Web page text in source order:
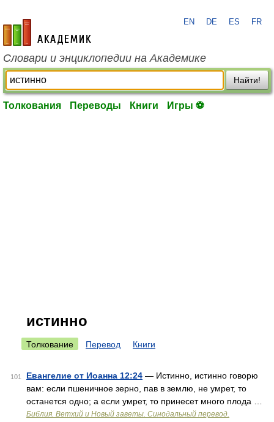
academic.ru
EN DE ES FR
Словари и энциклопедии на Академике
Найти!
Толкования Переводы Книги Игры ⚽
истинно
Толкование Перевод Книги
101 Евангелие от Иоанна 12:24 — Истинно, истинно говорю
вам: если пшеничное зерно, пав в землю, не умрет, то
останется одно; а если умрет, то принесет много плода …
Библия. Ветхий и Новый заветы. Синодальный перевод.